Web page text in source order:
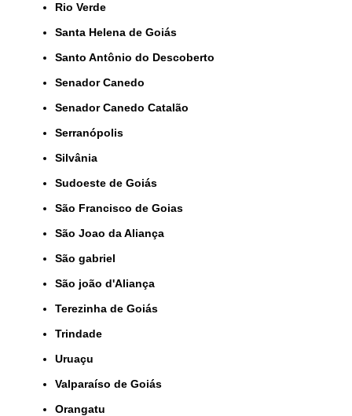
Rio Verde
Santa Helena de Goiás
Santo Antônio do Descoberto
Senador Canedo
Senador Canedo Catalão
Serranópolis
Silvânia
Sudoeste de Goiás
São Francisco de Goias
São Joao da Aliança
São gabriel
São joão d'Aliança
Terezinha de Goiás
Trindade
Uruaçu
Valparaíso de Goiás
orangatu